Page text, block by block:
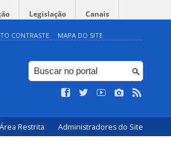
Legislação Canais
CONTRASTE MAPA DO SITE
Área Restrita Administradores do Site